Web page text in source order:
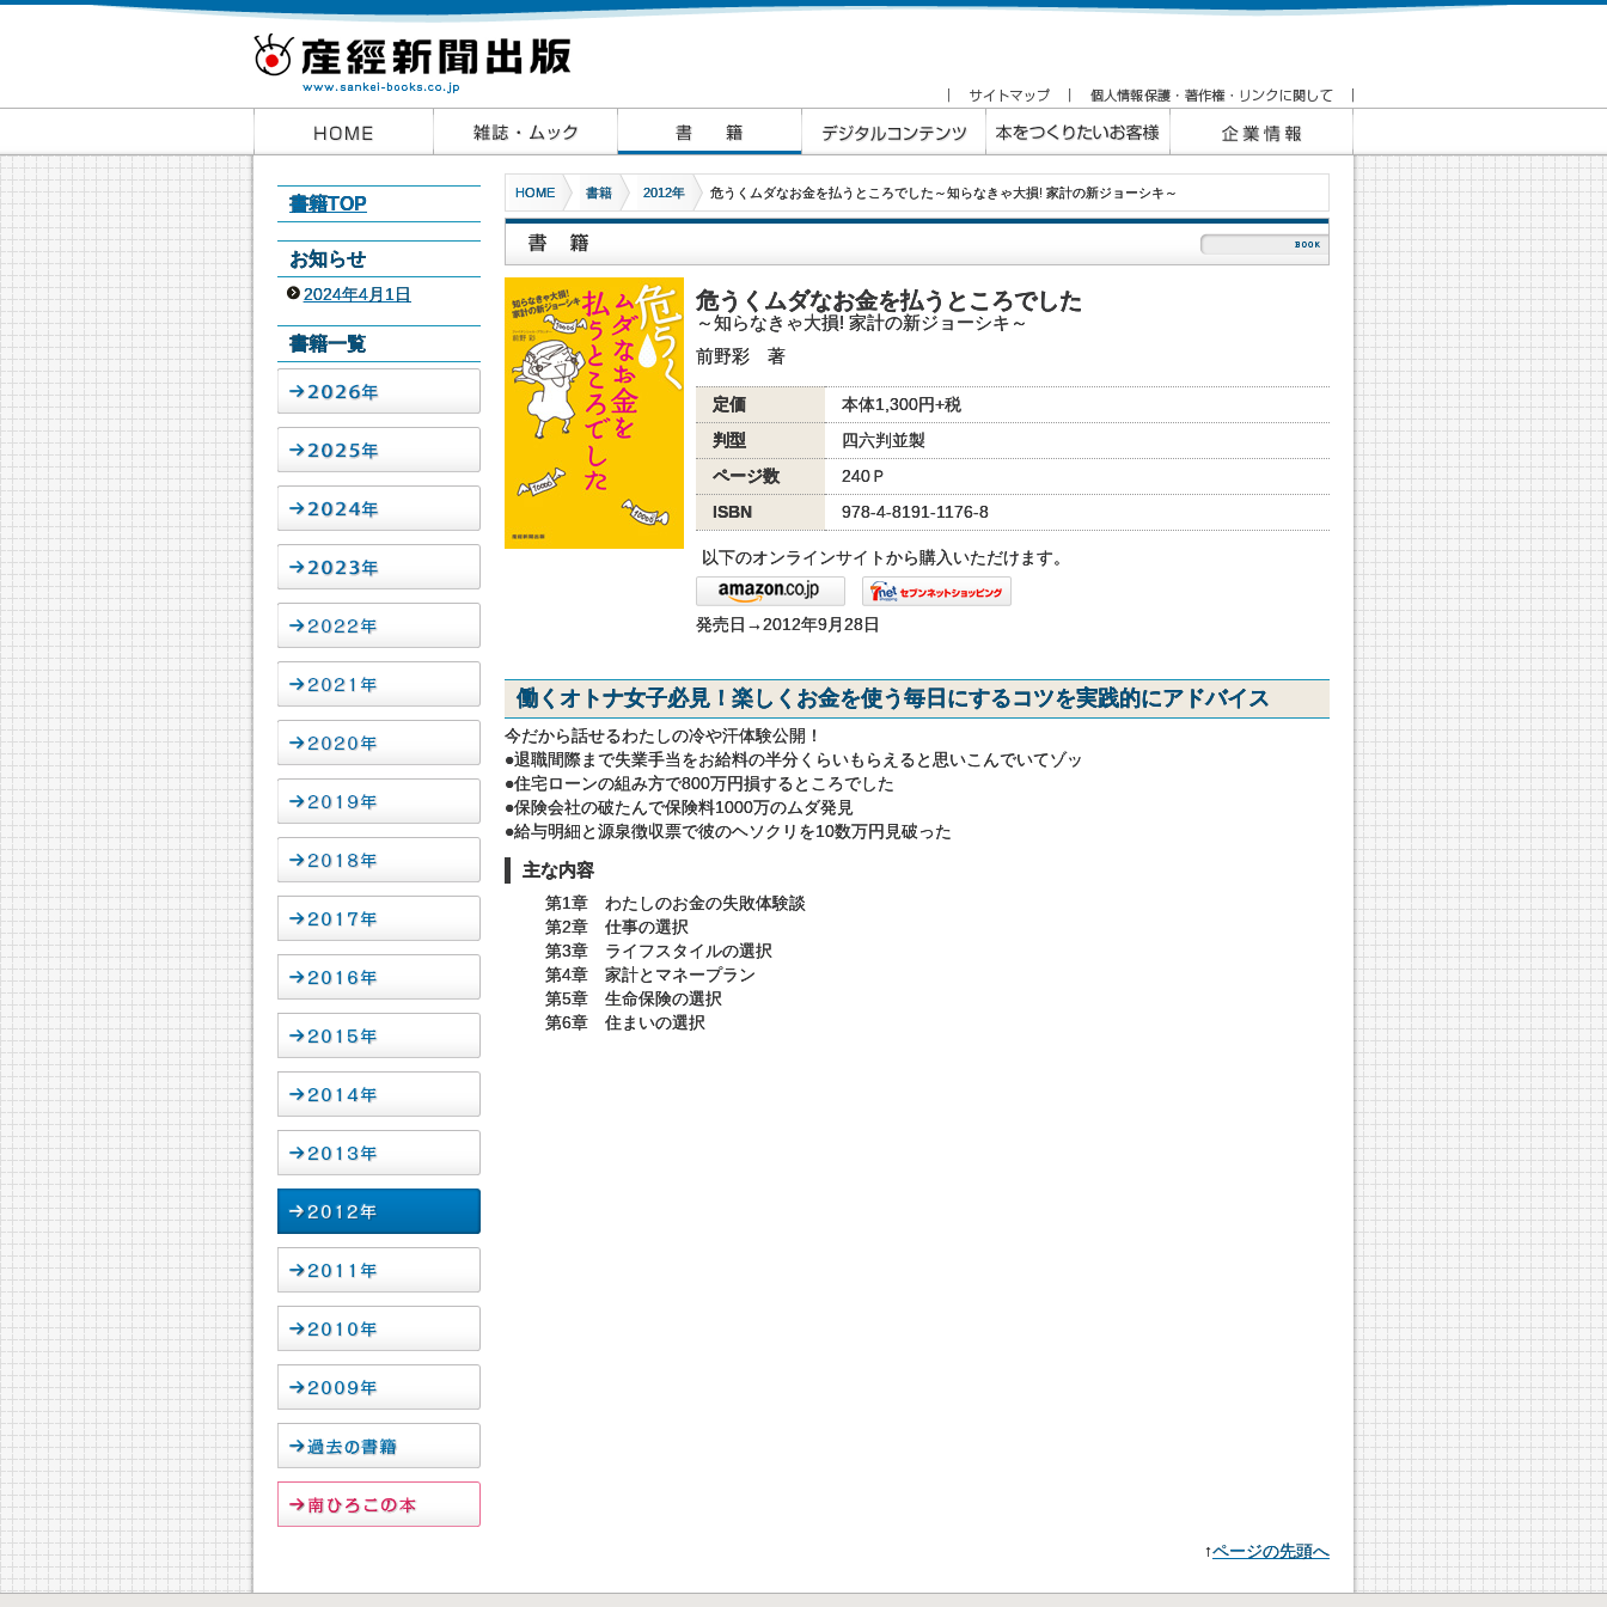
書籍TOP
お知らせ
2024年4月1日
書籍一覧
HOME 書籍 2012年 危うくムダなお金を払うところでした～知らなきゃ大損! 家計の新ジョーシキ～
危うくムダなお金を払うところでした
～知らなきゃ大損! 家計の新ジョーシキ～
前野彩 著
定価
本体1,300円+税
判型
四六判並製
ページ数
240Ｐ
ISBN
978-4-8191-1176-8
以下のオンラインサイトから購入いただけます。
発売日→2012年9月28日
働くオトナ女子必見！楽しくお金を使う毎日にするコツを実践的にアドバイス
今だから話せるわたしの冷や汗体験公開！
●退職間際まで失業手当をお給料の半分くらいもらえると思いこんでいてゾッ
●住宅ローンの組み方で800万円損するところでした
●保険会社の破たんで保険料1000万のムダ発見
●給与明細と源泉徴収票で彼のヘソクリを10数万円見破った
主な内容
第1章 わたしのお金の失敗体験談
第2章 仕事の選択
第3章 ライフスタイルの選択
第4章 家計とマネープラン
第5章 生命保険の選択
第6章 住まいの選択
↑ページの先頭へ